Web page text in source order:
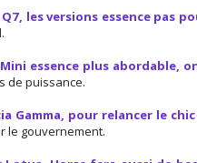
les versions essence pas
essence plus abordable,
de puissance.
Gamma, pour relancer le
le gouvernement.